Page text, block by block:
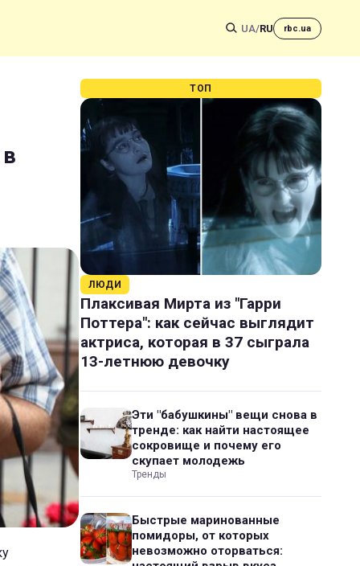
UA/RU rbc.ua
ТОП
ЛЮДИ
Плаксивая Мирта из "Гарри
Поттера": как сейчас выглядит
актриса, которая в 37 сыграла
13-летнюю девочку
Эти "бабушкины" вещи снова в
тренде: как найти настоящее
сокровище и почему его
скупает молодежь
Тренды
Быстрые маринованные
помидоры, от которых
невозможно оторваться: